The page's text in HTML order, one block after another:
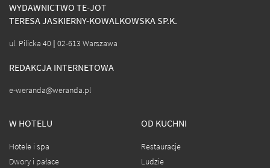
WYDAWNICTWO TE-JOT
TERESA JASKIERNY-KOWALKOWSKA SP.K.
ul. Pilicka 40 | 02-613 Warszawa
REDAKCJA INTERNETOWA
e-weranda@weranda.pl
W HOTELU
Hotele i spa
Dwory i pałace
OD KUCHNI
Restauracje
Ludzie